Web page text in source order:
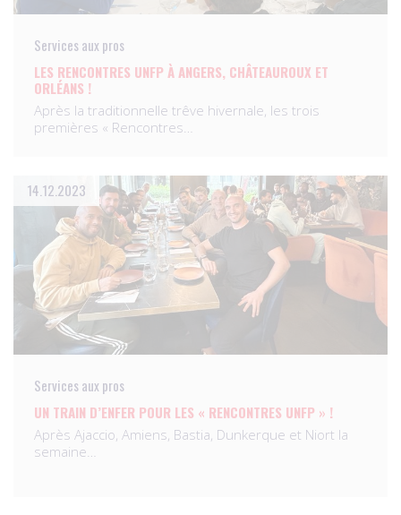
Services aux pros
LES RENCONTRES UNFP À ANGERS, CHÂTEAUROUX ET
ORLÉANS !
Après la traditionnelle trêve hivernale, les trois
premières « Rencontres…
14.12.2023
Services aux pros
UN TRAIN D’ENFER POUR LES « RENCONTRES UNFP » !
Après Ajaccio, Amiens, Bastia, Dunkerque et Niort la
semaine…